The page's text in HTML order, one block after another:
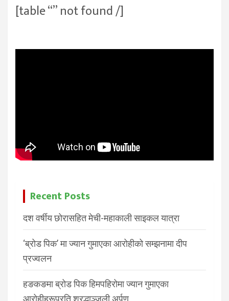
[table “” not found /]
Recent Posts
दश वर्षीय छोरासहित मेची-महाकाली साइकल यात्रा
‘ब्रोड पिक’ मा ज्यान गुमाएका आरोहीको सम्झनामा दीप
प्रज्वलन
हङकङमा ब्रोड पिक हिमपहिरोमा ज्यान गुमाएका
आरोहीहरूप्रति श्रद्धाञ्जली अर्पण